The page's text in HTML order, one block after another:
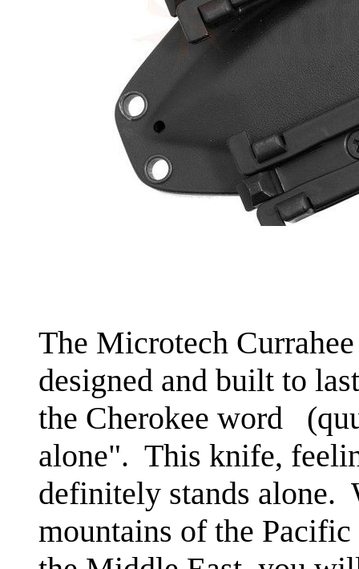
The Microtech
designed and built to
the Cherokee word
alone". This knife,
definitely stands alone.
mountains of the